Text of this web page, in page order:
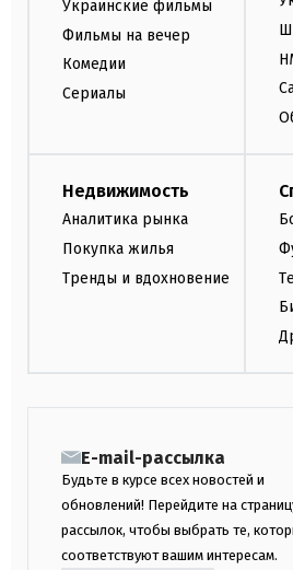
Украинские фильмы
Фильмы на вечер
Комедии
Сериалы
Недвижимость
Аналитика рынка
Покупка жилья
Тренды и вдохновение
E-mail-рассылка
Будьте в курсе всех новостей и
обновлений! Перейдите на
рассылок, чтобы выбрать те,
соответствуют вашим интересам.